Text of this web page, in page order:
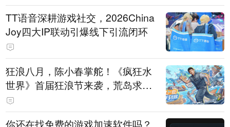
TT语音深耕游戏社交，2026China
Joy四大IP联动引爆线下引流闭环
狂浪八月，陈小春掌舵！《疯狂水
世界》首届狂浪节来袭，荒岛求生
直播即将开启
你还在找免费的游戏加速软件吗？